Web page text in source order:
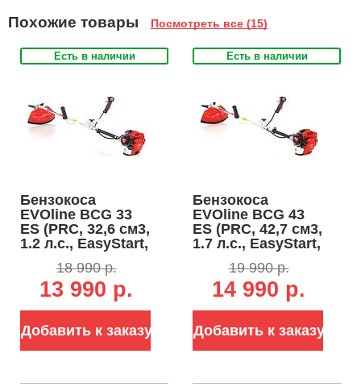
Похожие товары Посмотреть все (15)
Есть в наличии
Бензокоса
EVOline BCG 33
ES (PRC, 32,6 см3,
1.2 л.с., EasyStart,
нож, ремень, 7,2
18 990 р.
13 990 р.
Добавить к заказу
Есть в наличии
Бензокоса
EVOline BCG 43
ES (PRC, 42,7 см3,
1.7 л.с., EasyStart,
нож, ремень, 7,5
19 990 р.
14 990 р.
Добавить к заказу